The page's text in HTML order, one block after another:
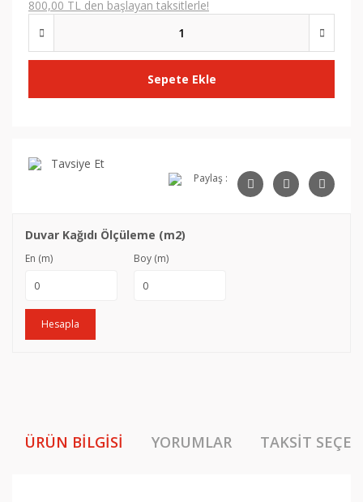
800,00 TL den başlayan taksitlerle!
Sepete Ekle
Tavsiye Et
Paylaş :
Duvar Kağıdı Ölçüleme (m2)
En (m) Boy (m)
Hesapla
ÜRÜN BILGISI YORUMLAR TAKSIT